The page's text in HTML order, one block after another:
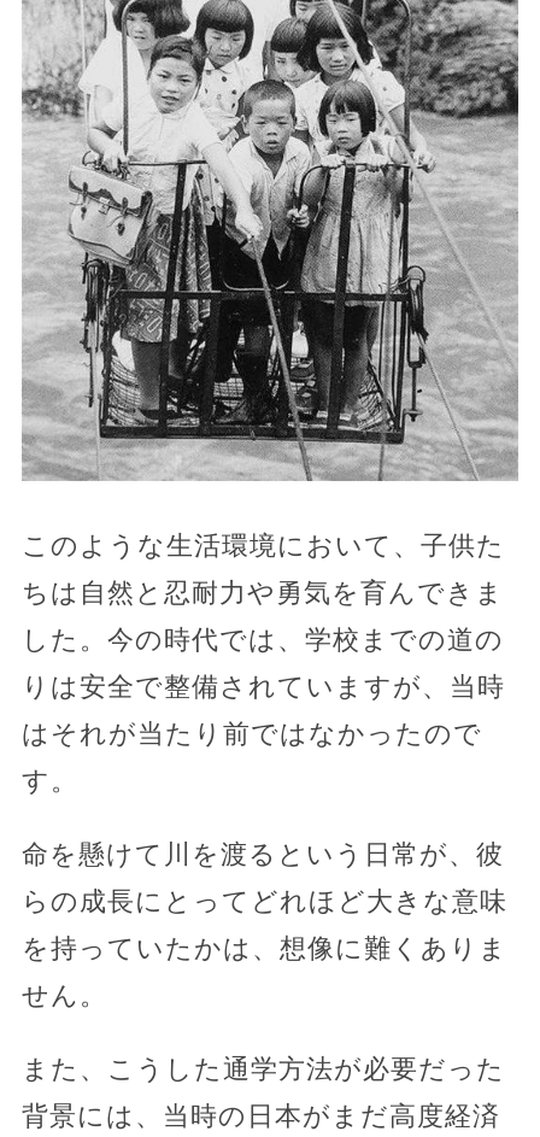
このような生活環境において、子供た
ちは自然と忍耐力や勇気を育んできま
した。今の時代では、学校までの道の
りは安全で整備されていますが、当時
はそれが当たり前ではなかったので
す。
命を懸けて川を渡るという日常が、彼
らの成長にとってどれほど大きな意味
を持っていたかは、想像に難くありま
せん。
また、こうした通学方法が必要だった
背景には、当時の日本がまだ高度経済